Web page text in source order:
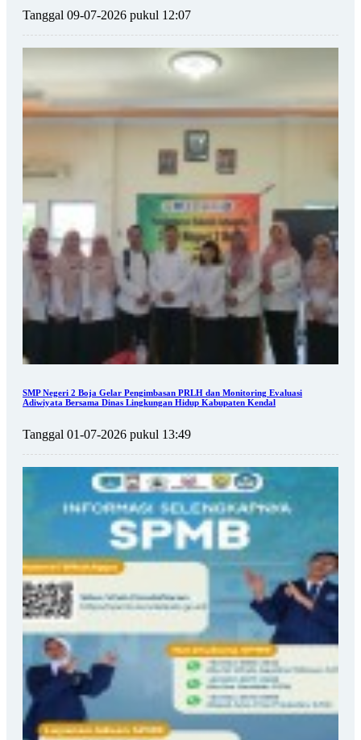
Tanggal 09-07-2026 pukul 12:07
SMP Negeri 2 Boja Gelar Pengimbasan PRLH dan Monitoring Evaluasi
Adiwiyata Bersama Dinas Lingkungan Hidup Kabupaten Kendal
Tanggal 01-07-2026 pukul 13:49